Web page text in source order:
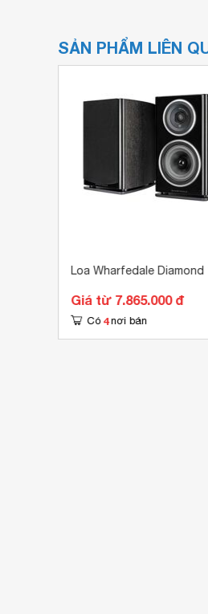
SẢN PHẨM LIÊN
Loa Wharfedale Diamond
Giá từ 7.865.000 đ
Có 4 nơi bán